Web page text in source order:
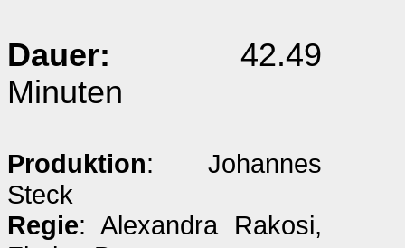
Dauer: 42.49
Minuten
Produktion: Johannes
Steck
Regie: Alexandra Rakosi,